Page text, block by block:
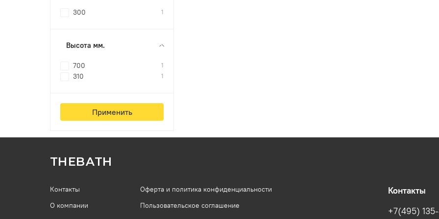
300 1
Высота мм.
700 1
310 1
Применить
THEBATH
Контакты
О компании
Оферта и политика конфиденциальности
Пользовательское соглашение
Контакты
+7(495)